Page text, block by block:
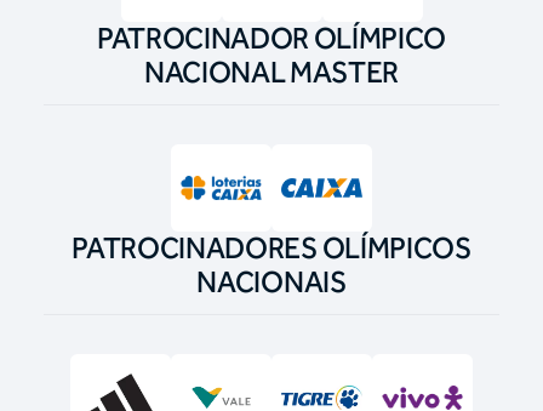
PATROCINADOR OLÍMPICO
NACIONAL MASTER
PATROCINADORES OLÍMPICOS
NACIONAIS